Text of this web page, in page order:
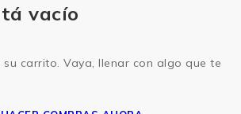
vacío
carrito. Vaya, llenar con algo que te